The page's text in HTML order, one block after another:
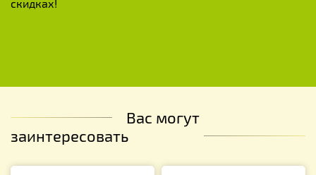
скидках!
Вас могут
заинтересовать